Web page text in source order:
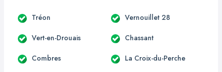
Tréon Vernouillet 28
Vert-en-Drouais Chassant
Combres La Croix-du-Perche